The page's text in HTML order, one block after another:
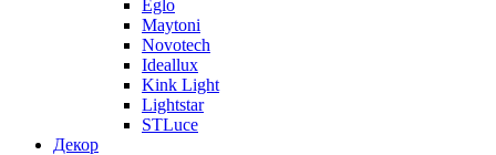
Eglo
Maytoni
Novotech
Ideallux
Kink Light
Lightstar
STLuce
Декор